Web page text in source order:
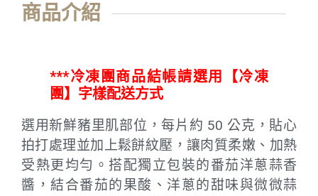
商品介紹
***冷凍團商品結帳請選用【冷凍
團】字樣配送方式
選用新鮮豬里肌部位，每片約 50 公克，貼心
拍打處理並加上鬆餅紋壓，讓肉質柔嫩、加熱
受熱更均勻。搭配獨立包裝的番茄洋蔥蒜香
醬，結合番茄的果酸、洋蔥的甜味與微微蒜